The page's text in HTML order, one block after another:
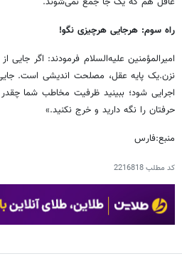
راه سوم: هرجایی هرچیزی نگو!
امیرالمؤمنین علیه‌السلام فرمودند: اگر
نزن.یک پایه عقل، مصلحت اندیشی است.
اجرایی شود؛ ببینید ظرفیت مخاطب شما
حرفتان را نگه دارید و خرج نکنید.»
منبع:فارس
کد مطلب2216818